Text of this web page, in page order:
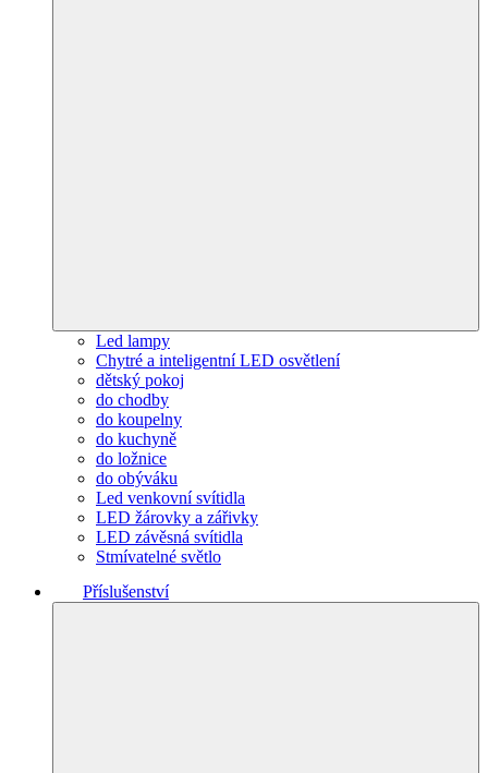
Led lampy
Chytré a inteligentní LED osvětlení
dětský pokoj
do chodby
do koupelny
do kuchyně
do ložnice
do obýváku
Led venkovní svítidla
LED žárovky a zářivky
LED závěsná svítidla
Stmívatelné světlo
Příslušenství